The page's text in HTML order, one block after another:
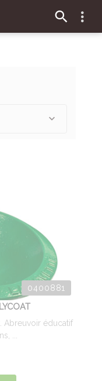
0400881
Abreuvoir éducatif
...